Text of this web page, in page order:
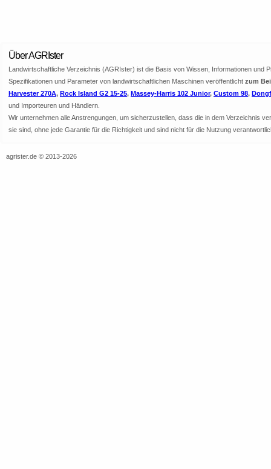
Über AGRIster
Landwirtschaftliche Verzeichnis (AGRIster) ist die Basis von Wissen, Informationen
Spezifikationen und Parameter von landwirtschaftlichen Maschinen veröffentlicht zum
Harvester 270A, Rock Island G2 15-25, Massey-Harris 102 Junior, Custom 98,
und Importeuren und Händlern.
Wir unternehmen alle Anstrengungen, um sicherzustellen, dass die in dem Verzeichnis
sie sind, ohne jede Garantie für die Richtigkeit und sind nicht für die Nutzung
agrister.de © 2013-2026